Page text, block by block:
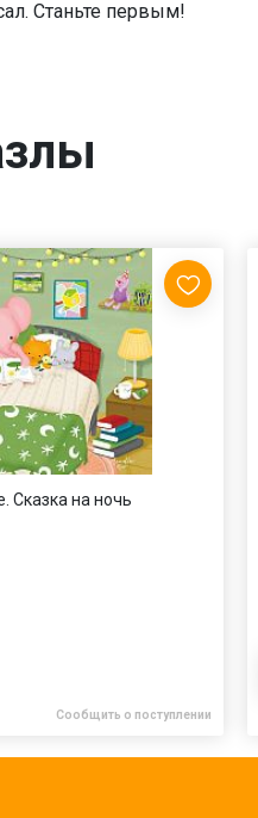
Станьте первым!
Сказка на ночь
Сообщить о поступлении